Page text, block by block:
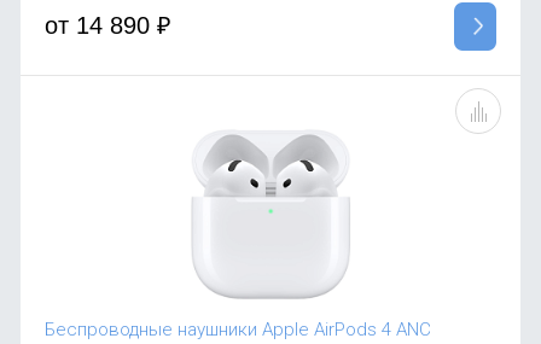
от14 890 ₽
Беспроводные наушники Apple AirPods 4 ANC